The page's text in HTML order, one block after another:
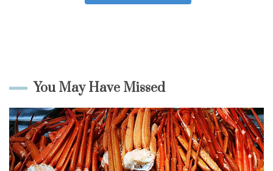
You May Have Missed